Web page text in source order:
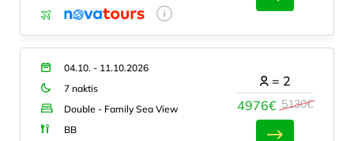
04.10. - 11.10.2026
7 naktis
Double - Family Sea View
BB
4976€ 5130€
= 2